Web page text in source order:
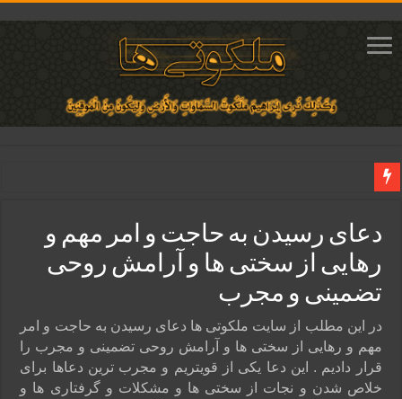
دعای ایجاد عشق و محبت آتشین در قلب معشوق | متن دعا، روش خواندن
ختم آیات ۲ و ۳ سوره طلاق برای افزایش رزق و روزی | روش ختم، متن آیات و فضیلت
آیات قرآنی برای استجابت دعا و آسان شدن کارها و برآورده شدن حاجت
قویترین ذکر استجابت دعا و حاجت روایی | ذکر اسماء الحسنی برآورده شدن حاجت
دعای رسیدن به حاجت و امر مهم و
رهایی از سختی ها و آرامش روحی
تضمینی و مجرب
در این مطلب از سایت ملکوتی ها دعای رسیدن به حاجت و امر
مهم و رهایی از سختی ها و آرامش روحی تضمینی و مجرب را
قرار دادیم . این دعا یکی از قویتریم و مجرب ترین دعاها برای
خلاص شدن و نجات از سختی ها و مشکلات و گرفتاری ها و